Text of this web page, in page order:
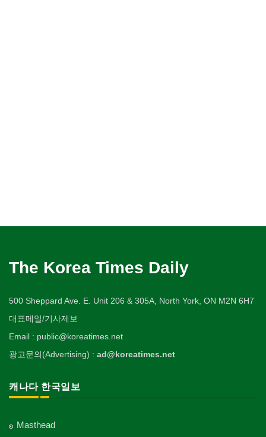
The Korea Times Daily
500 Sheppard Ave. E. Unit 206 & 305A, North York, ON M2N 6H7
대표메일/기사제보
Email : public@koreatimes.net
광고문의(Advertising) : ad@koreatimes.net
캐나다 한국일보
Masthead